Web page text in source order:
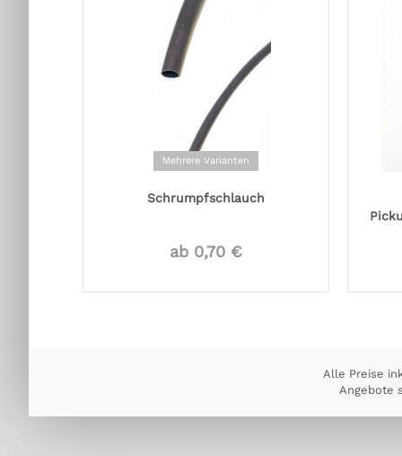
Mehrere Varianten
Schrumpfschlauch
ab 0,70 €
Alle Preise
Angebote